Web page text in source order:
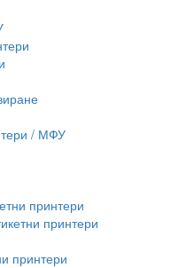
/ МФУ
принтери
принтери
принтери